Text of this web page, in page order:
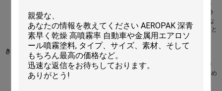
30cmを握って、左から右の表面働きを渡る連続的な動きで吹きかかる1つ
の軽い霧のコートを加えることによって始めなさい。休止は、30から60秒
の間置くように霧のコートがして最初のコートにそして90°で働く付加的な
コートを加える。より厚い終わりが要求されたら、余分コート間の少なくと
も1時間を認めなさい。既存のペンキのに常に塗った場合点検の両立性。
きれいにしなさい
ミネラルturpsか一般目的のシンナーとスプレーにきれいにしなさい。より
よい長期保管のために、回転はペンキが出て来ていないまで吹きかかるため
に逆さまにでき。